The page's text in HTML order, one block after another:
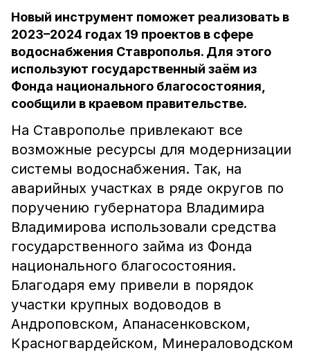
Новый инструмент поможет реализовать в
2023–2024 годах 19 проектов в сфере
водоснабжения Ставрополья. Для этого
используют государственный заём из
Фонда национального благосостояния,
сообщили в краевом правительстве.
На Ставрополье привлекают все
возможные ресурсы для модернизации
системы водоснабжения. Так, на
аварийных участках в ряде округов по
поручению губернатора Владимира
Владимирова использовали средства
государственного займа из Фонда
национального благосостояния.
Благодаря ему привели в порядок
участки крупных водоводов в
Андроповском, Апанасенковском,
Красногвардейском, Минераловодском